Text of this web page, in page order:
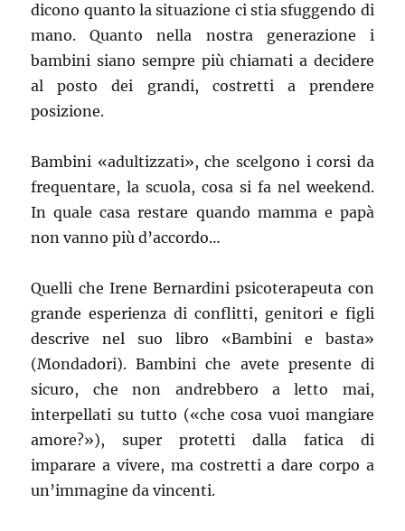
dicono quanto la situazione ci stia sfuggendo di
mano. Quanto nella nostra generazione i
bambini siano sempre più chiamati a decidere
al posto dei grandi, costretti a prendere
posizione.
Bambini «adultizzati», che scelgono i corsi da
frequentare, la scuola, cosa si fa nel weekend.
In quale casa restare quando mamma e papà
non vanno più d’accordo…
Quelli che Irene Bernardini psicoterapeuta con
grande esperienza di conflitti, genitori e figli
descrive nel suo libro «Bambini e basta»
(Mondadori). Bambini che avete presente di
sicuro, che non andrebbero a letto mai,
interpellati su tutto («che cosa vuoi mangiare
amore?»), super protetti dalla fatica di
imparare a vivere, ma costretti a dare corpo a
un’immagine da vincenti.